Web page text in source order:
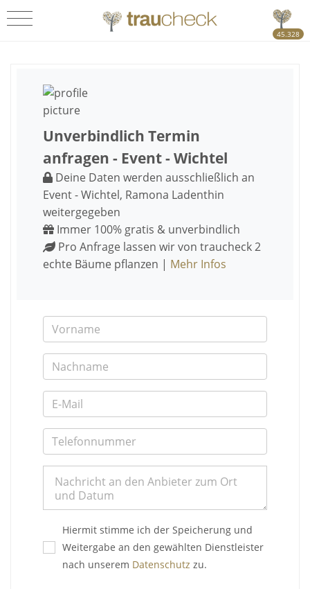
45.328
Unverbindlich Termin
anfragen - Event - Wichtel
Deine Daten werden ausschließlich an
Event - Wichtel, Ramona Ladenthin
weitergegeben
Immer 100% gratis & unverbindlich
Pro Anfrage lassen wir von traucheck 2
echte Bäume pflanzen | Mehr Infos
Hiermit stimme ich der Speicherung und
Weitergabe an den gewählten Dienstleister
nach unserem Datenschutz zu.